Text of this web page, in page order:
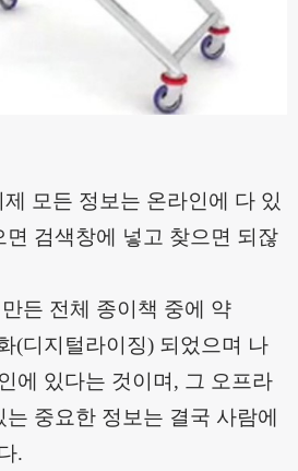
제 모든 정보는 온라인에 다 있
면 검색창에 넣고 찾으면 되잖
든 전체 종이책 중에 약
(디지털라이징) 되었으며 나
에 있다는 것이며 , 그 오프라
중요한 정보는 결국 사람에
.